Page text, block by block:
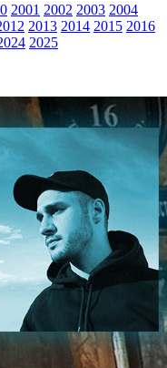
2001 2002 2003 2004
2013 2014 2015 2016
2025